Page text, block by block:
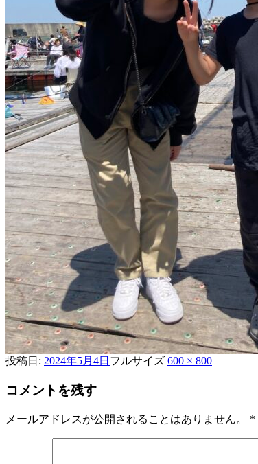
投稿日: 2024年5月4日 フルサイズ 600 × 800
コメントを残す
メールアドレスが公開されることはありません。 *